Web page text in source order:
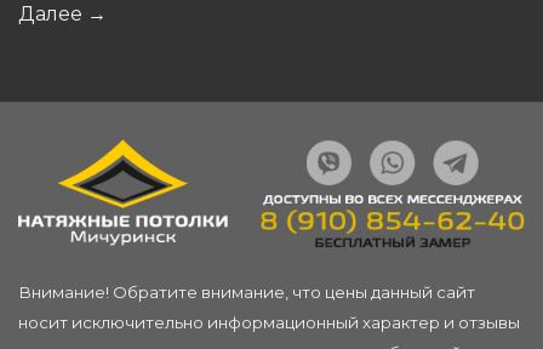
Далее →
Внимание! Обратите внимание, что цены данный сайт
носит исключительно информационный характер и отзывы